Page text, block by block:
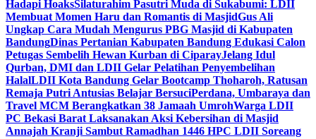
Hadapi HoaksSilaturahim Pasutri Muda di Sukabumi: LDII
Membuat Momen Haru dan Romantis di MasjidGus Ali
Ungkap Cara Mudah Mengurus PBG Masjid di Kabupaten
BandungDinas Pertanian Kabupaten Bandung Edukasi Calon
Petugas Sembelih Hewan Kurban di CiparayJelang Idul
Qurban, DMI dan LDII Gelar Pelatihan Penyembelihan
HalalLDII Kota Bandung Gelar Bootcamp Thoharoh, Ratusan
Remaja Putri Antusias Belajar BersuciPerdana, Umbaraya dan
Travel MCM Berangkatkan 38 Jamaah UmrohWarga LDII
PC Bekasi Barat Laksanakan Aksi Kebersihan di Masjid
Annajah Kranji Sambut Ramadhan 1446 HPC LDII Soreang